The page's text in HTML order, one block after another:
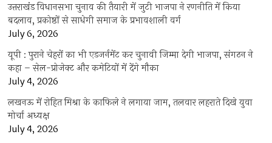
उत्तराखंंड विधानसभा चुनाव की तैयारी में जुटी भाजपा ने रणनीति में किया
बदलाव, प्रकोष्ठों से साधेगी समाज के प्रभावशाली वर्ग
July 6, 2026
यूपी : पुराने चेहरों का भी एडजर्नमेंट कर चुनावी जिम्मा देगी भाजपा, संगठन ने
कहा – सेल-प्रोजेक्ट और कमेटियों में देंगे मौका
July 4, 2026
लखनऊ में रोहित मिश्रा के काफिले ने लगाया जाम, तलवार लहराते दिखे युवा
मोर्चा अध्यक्ष
July 4, 2026